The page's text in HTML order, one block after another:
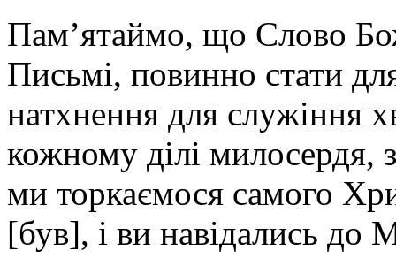
Пам’ятаймо, що Слово
Письмі, повинно стати
натхнення для служіння
кожному ділі милосердя,
ми торкаємося самого
[був], і ви навідались